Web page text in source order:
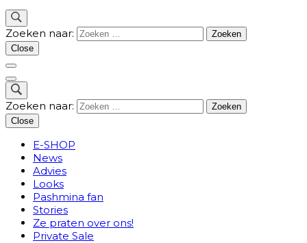
Zoeken naar:
Close
Zoeken naar:
Close
E-SHOP
News
Advies
Looks
Pashmina fan
Stories
Ze praten over ons!
Private Sale